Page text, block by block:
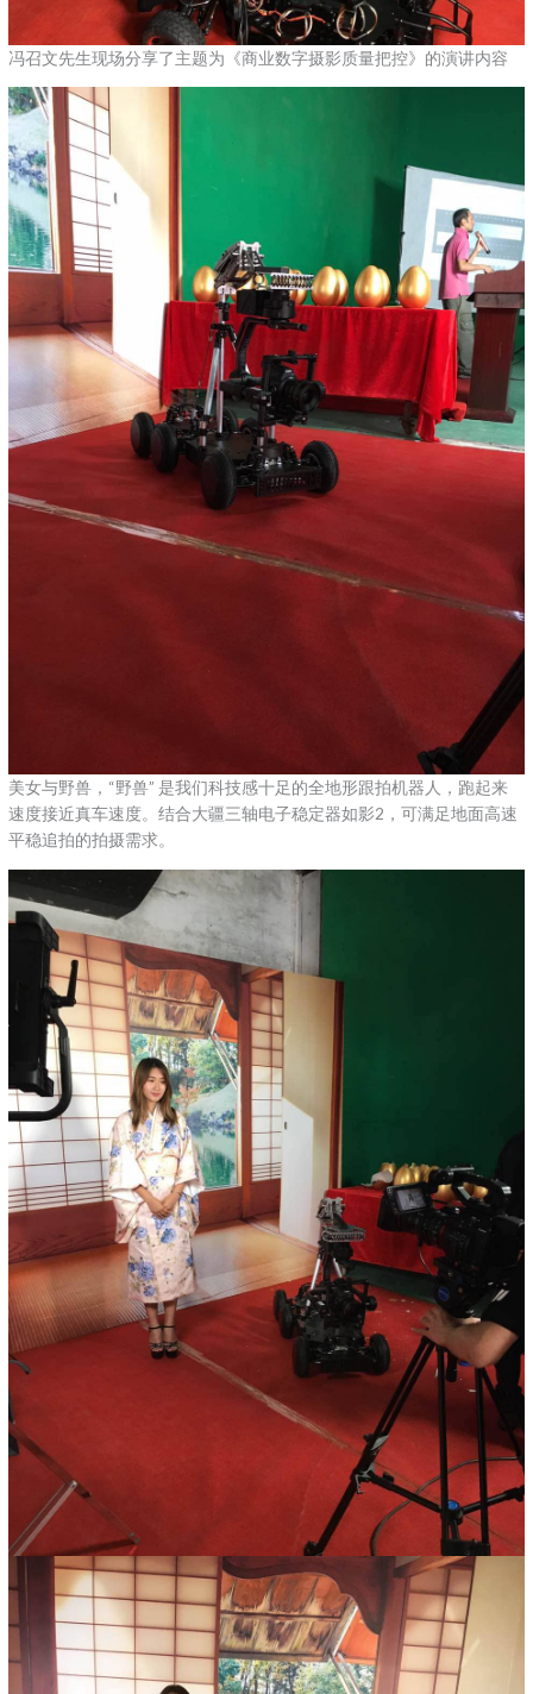
冯召文先生现场分享了主题为《商业数字摄影质量把控》的演讲内容
美女与野兽，“野兽” 是我们科技感十足的全地形跟拍机器人，跑起来
速度接近真车速度。结合大疆三轴电子稳定器如影2，可满足地面高速
平稳追拍的拍摄需求。